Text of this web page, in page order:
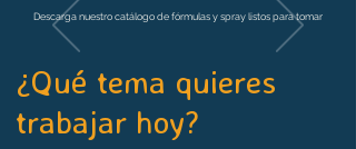
Descarga nuestro catálogo de fórmulas y spray listos para tomar
¿Qué tema quieres
trabajar hoy?